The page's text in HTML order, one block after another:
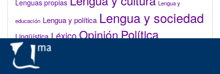
Lenguas propias Lengua y
educación Lengua y política Lengua y sociedad
Lingüística LéxicoOpiniónPolítica
lingüística
Valenciano